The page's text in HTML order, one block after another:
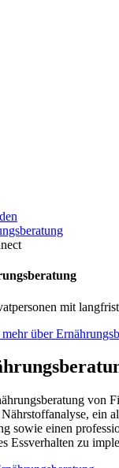
mit
über
von
ein
sowie einen
Essverhalten zu